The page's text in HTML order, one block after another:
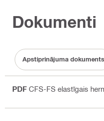
Dokumenti
Apstiprinājuma dokuments
PDF CFS-FS elastīgais